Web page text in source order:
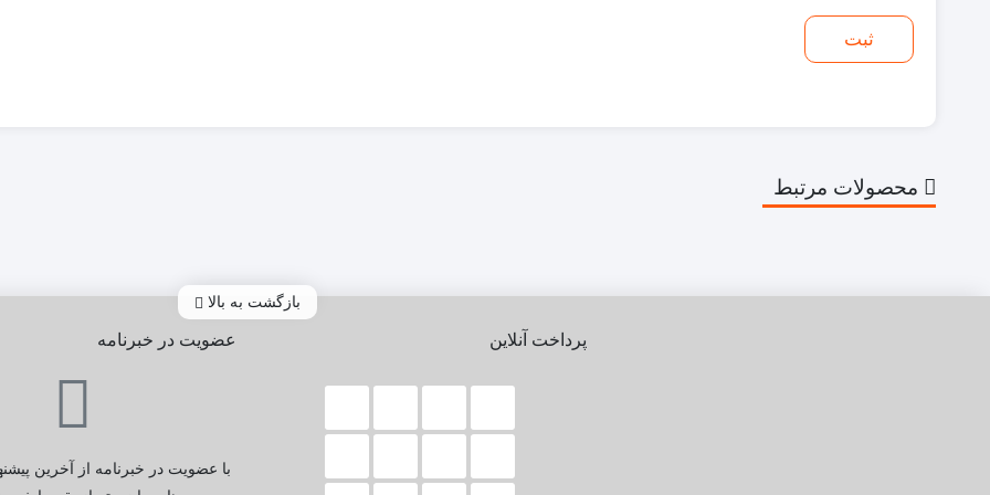
محصولات مرتبط
بازگشت به بالا
پرداخت آنلاین عضویت در خبرنامه
با عضویت در خبرنامه از آخرین